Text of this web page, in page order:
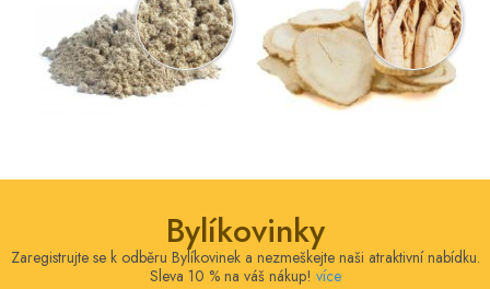
Bylíkovinky
Zaregistrujte se k odběru Bylíkovinek a nezmeškejte naši atraktivní nabídku.
Sleva 10 % na váš nákup! více